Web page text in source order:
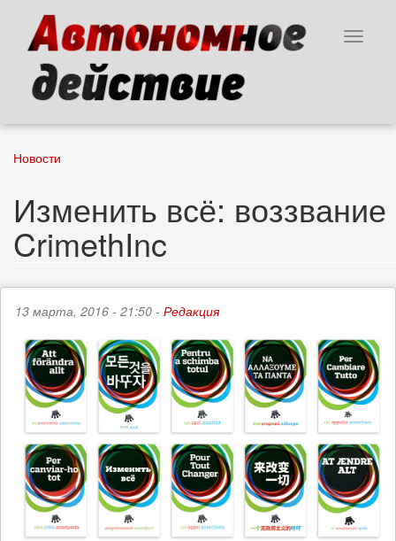
основному
содержанию
Toggle
Новости
Изменить всё: воззвание
CrimethInc
13 марта, 2016 - 21:50 - Редакция